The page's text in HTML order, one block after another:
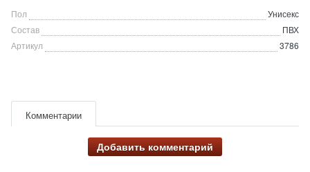
Пол
Унисекс
Состав
ПВХ
Артикул
3786
Комментарии
Добавить комментарий